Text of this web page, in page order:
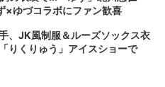
ゆづコラボにファン歓喜
、JK風制服＆ルーズソックス衣
くりゅう」アイスショーで